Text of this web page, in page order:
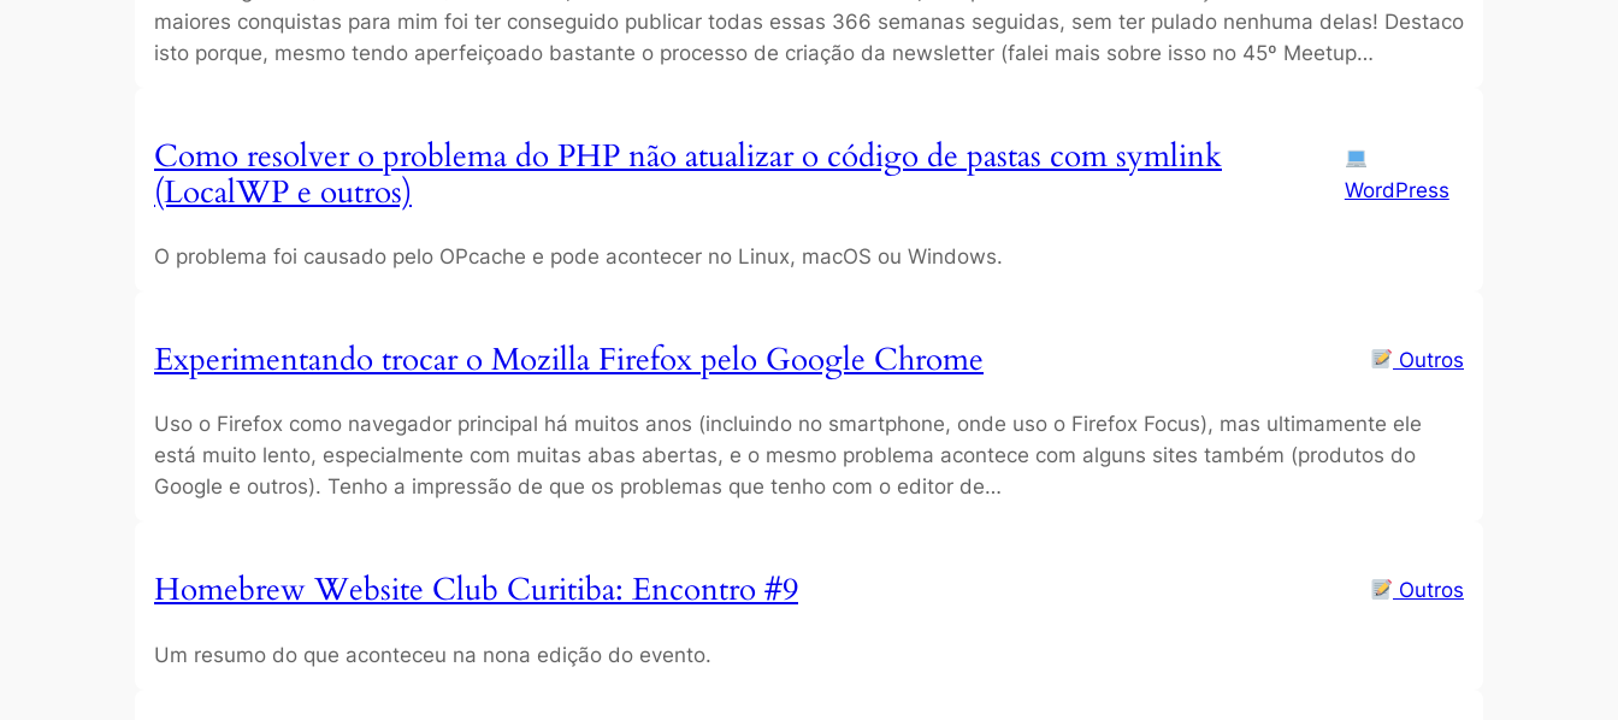
maiores conquistas para mim foi ter conseguido publicar todas essas 366 semanas seguidas, sem ter pulado nenhuma delas! Destaco
isto porque, mesmo tendo aperfeiçoado bastante o processo de criação da newsletter (falei mais sobre isso no 45º Meetup…
Como resolver o problema do PHP não atualizar o código de pastas com symlink
(LocalWP e outros)
WordPress
O problema foi causado pelo OPcache e pode acontecer no Linux, macOS ou Windows.
Experimentando trocar o Mozilla Firefox pelo Google Chrome Outros
Uso o Firefox como navegador principal há muitos anos (incluindo no smartphone, onde uso o Firefox Focus), mas ultimamente ele
está muito lento, especialmente com muitas abas abertas, e o mesmo problema acontece com alguns sites também (produtos do
Google e outros). Tenho a impressão de que os problemas que tenho com o editor de…
Homebrew Website Club Curitiba: Encontro #9 Outros
Um resumo do que aconteceu na nona edição do evento.